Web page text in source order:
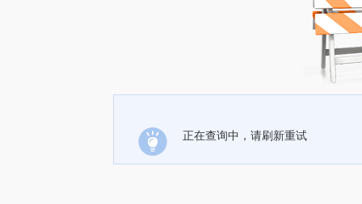
正在查询中，请刷新重试